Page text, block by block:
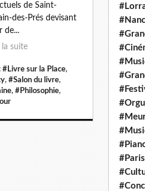
de Saint-
des-Prés devisant
de...
la suite
#Livre sur la Place,
, #Salon du livre,
, #Philosophie,
#Paris